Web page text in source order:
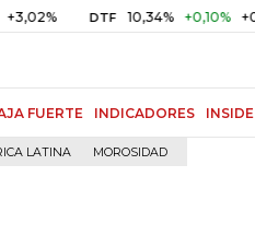
DTF 10,34% +0,10% +0,98%
FUERTE INDICADORES INSIDE
LATINA MOROSIDAD